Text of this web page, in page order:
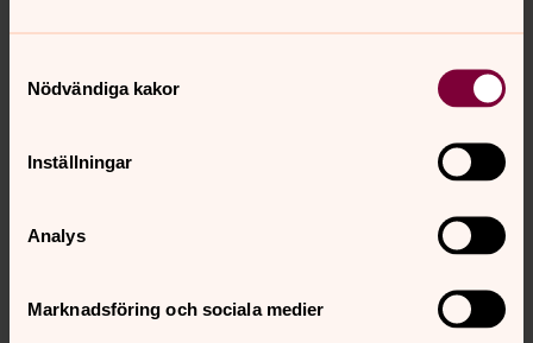
Nödvändiga kakor
Inställningar
Analys
Marknadsföring och sociala medier
Varje sorg är unik men vi behöver inte bära den
gemenskap i en trygg miljö.
Synpunkter eller frågor på sidans
innehåll?